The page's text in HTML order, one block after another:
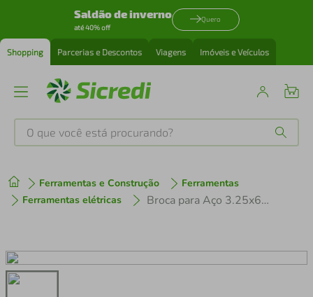
Saldão de inverno
até 40% off
Quero
Shopping Parcerias e Descontos Viagens Imóveis e Veículos
O que você está procurando?
Ferramentas e Construção
Ferramentas
Ferramentas elétricas
Broca para Aço 3.25x65 mm DIN 338
1º tenis
3º